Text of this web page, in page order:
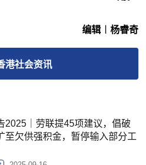
编辑︱杨睿奇
港社会资讯
2025｜劳联提45项建议，倡破
至欠供强积金，暂停输入部分工